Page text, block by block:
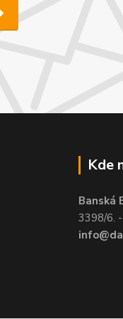
Kde
Banská
3398/6.